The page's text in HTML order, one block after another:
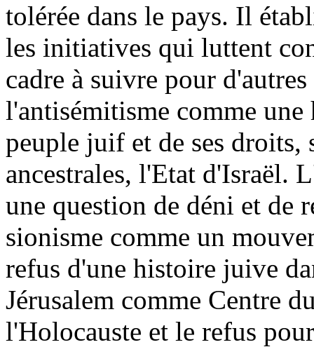
tolérée dans le pays. Il
les initiatives qui luttent
cadre à suivre pour
l'antisémitisme comme
peuple juif et de ses droits,
ancestrales, l'Etat d'Israël.
une question de déni et de
sionisme comme un
refus d'une histoire juive
Jérusalem comme Centre
l'Holocauste et le refus